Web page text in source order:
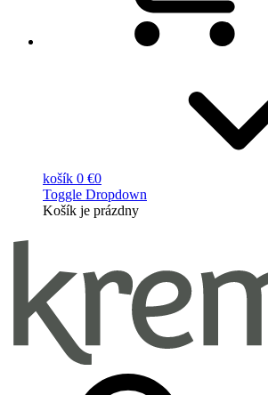
košík 0 €0
Toggle Dropdown
Košík je prázdny